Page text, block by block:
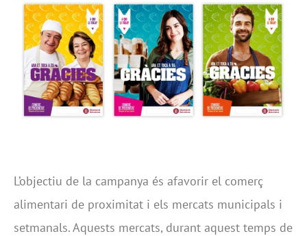
L’objectiu de la campanya és afavorir el comerç
alimentari de proximitat i els mercats municipals i
setmanals. Aquests mercats, durant aquest temps de